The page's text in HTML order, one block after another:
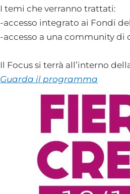
I temi che verranno trattati:
-accesso integrato ai Fondi
-accesso a una community
Il Focus si terrà all’interno
Guarda il programma